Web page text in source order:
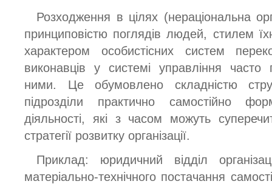
Розходження в цілях (нераціональна
принциповістю поглядів людей, стилем
характером особистісних систем
виконавців у системі управління часто
ними. Це обумовлено складністю
підрозділи практично самостійно
діяльності, які з часом можуть
стратегії розвитку організації.
Приклад: юридичний відділ
матеріально-технічного постачання